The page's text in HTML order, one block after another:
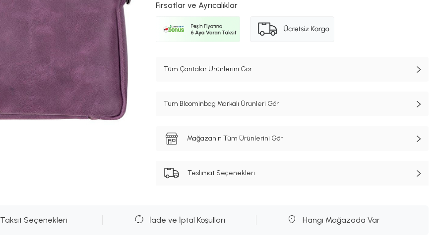
Fırsatlar ve Ayrıcalıklar
Tüm Çantalar Ürünlerini Gör
Tüm Bloominbag Markalı Ürünleri Gör
Mağazanın Tüm Ürünlerini Gör
Teslimat Seçenekleri
Taksit Seçenekleri İade ve İptal Koşulları Hangi Mağazada Var